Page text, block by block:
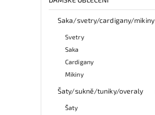
Saka/svetry/cardigany/mikiny
Svetry
Saka
Cardigany
Mikiny
Šaty/sukně/tuniky/overaly
Šaty